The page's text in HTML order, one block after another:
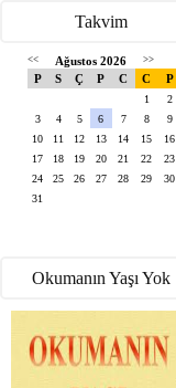
Takvim
<< Ağustos 2026 >>
P S Ç P C C P
1
2
3
4 5 6 7 8
9
10
11 12 13 14 15
16
17
18 19 20 21 22
23
24
25 26 27 28 29
30
31
Okumanın Yaşı Yok